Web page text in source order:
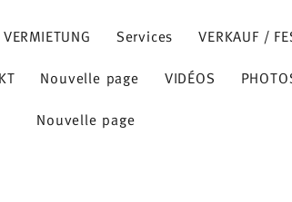
VERMIETUNG Services VERKAUF /
Nouvelle page VIDÉOS
Nouvelle page